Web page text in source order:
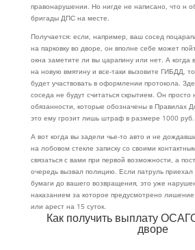
правонарушении. Но нигде не написано, что н
бригады ДПС на месте.
Получается: если, например, ваш сосед
на парковку во дворе, он вполне себе может
окна заметите ли вы царапину или нет. А когда
на новую вмятину и все-таки вызовите ГИБДД,
будет участвовать в оформлении протокола.
соседа не будут считаться скрытием. Он просто
обязанности, которые обозначены в Правилах
это ему грозит лишь штраф в размере 1000 руб.
А вот когда вы задели чье-то авто и не
на лобовом стекле записку со своими
связаться с вами при первой возможности, а
очередь вызвал полицию. Если патруль
бумаги до вашего возвращения, это уже
наказанием за которое предусмотрено
или арест на 15 суток.
Как получить выплату
дворе